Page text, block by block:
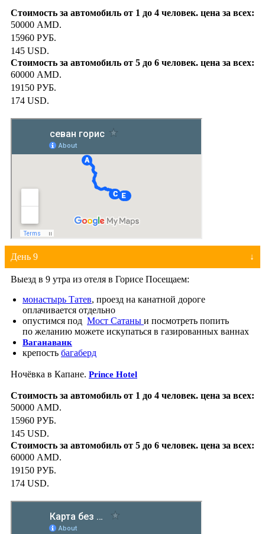
50000 AMD.
15960 РУБ.
145 USD.
60000 AMD.
19150 РУБ.
174 USD.
День 9
Выезд в 9 утра из отеля в Горисе Посещаем:
монастырь Татев, проезд на канатной дороге
оплачивается отдельно
опустимся под Мост Сатаны и посмотреть попить
по желанию можете искупаться в газированных ваннах
Ваганаванк
крепость багаберд
Ночёвка в Капане. Prince Hotel
50000 AMD.
15960 РУБ.
145 USD.
60000 AMD.
19150 РУБ.
174 USD.